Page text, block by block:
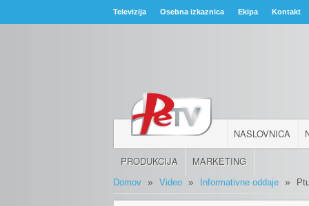
Televizija Osebna izkaznica Ekipa Kontakt
NASLOVNICA
PRODUKCIJA MARKETING
Domov » Video » Informativne oddaje »